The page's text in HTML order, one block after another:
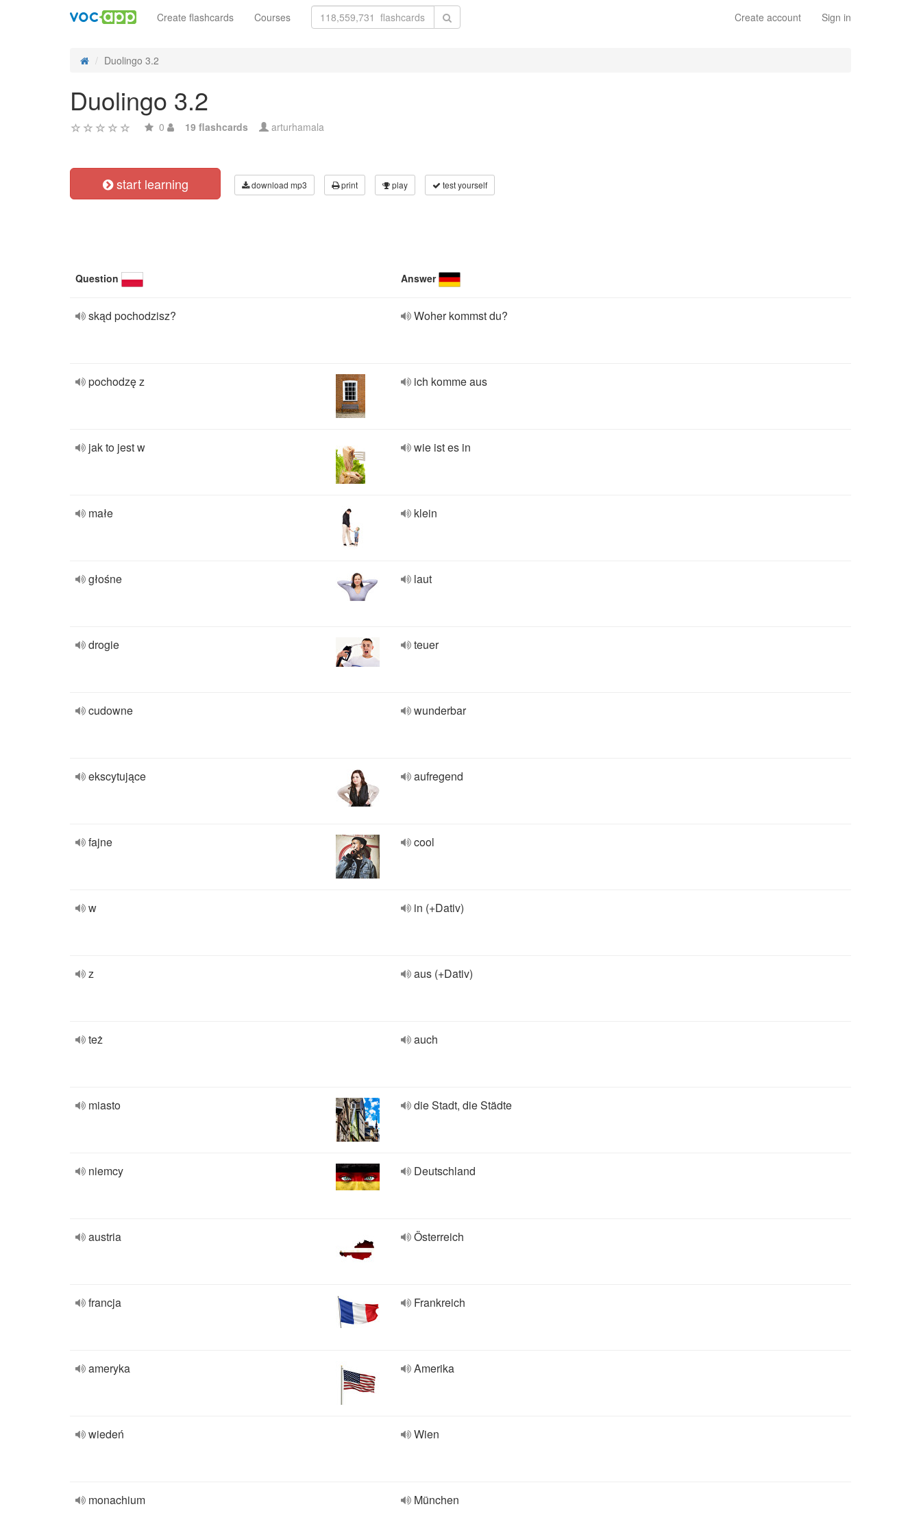
Create account Sign in
Create flashcards Courses
Duolingo 3.2
Duolingo 3.2
0 19 flashcards arturhamala
start learning download mp3 print play test yourself
Question Answer
skąd pochodzisz? Woher kommst du?
pochodzę z ich komme aus
jak to jest w wie ist es in
małe klein
głośne laut
drogie teuer
cudowne wunderbar
ekscytujące aufregend
fajne cool
w in (+Dativ)
z aus (+Dativ)
też auch
miasto die Stadt, die Städte
niemcy Deutschland
austria Österreich
francja Frankreich
ameryka Amerika
wiedeń Wien
monachium München